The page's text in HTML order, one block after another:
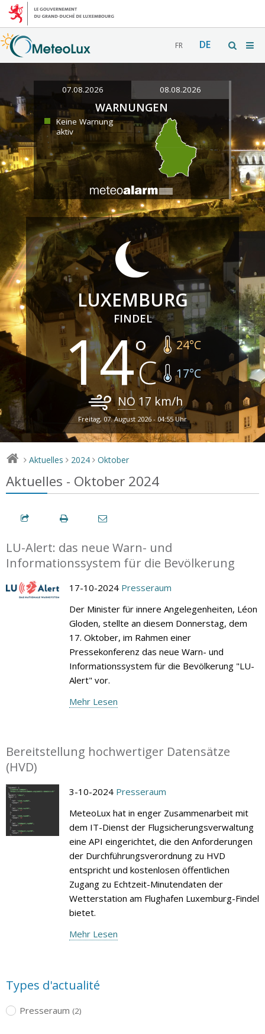
FR DE
07.08.2026 08.08.2026
WARNUNGEN
Keine Warnung
aktiv
LUXEMBURG
FINDEL
14 24°C
17°C
NO 17 km/h
Freitag, 07. August 2026 - 04:55 Uhr
> Aktuelles > 2024 > Oktober
Aktuelles - Oktober 2024
LU-Alert: das neue Warn- und
Informationssystem für die Bevölkerung
17-10-2024 Presseraum
Der Minister für innere Angelegenheiten, Léon
Gloden, stellte an diesem Donnerstag, dem
17. Oktober, im Rahmen einer
Pressekonferenz das neue Warn- und
Informationssystem für die Bevölkerung "LU-
Alert" vor.
Mehr Lesen
Bereitstellung hochwertiger Datensätze
(HVD)
3-10-2024 Presseraum
MeteoLux hat in enger Zusammenarbeit mit
dem IT-Dienst der Flugsicherungsverwaltung
eine API eingerichtet, die den Anforderungen
der Durchführungsverordnung zu HVD
entspricht und kostenlosen öffentlichen
Zugang zu Echtzeit-Minutendaten der
Wetterstation am Flughafen Luxemburg-Findel
bietet.
Mehr Lesen
Types d'actualité
Presseraum (2)